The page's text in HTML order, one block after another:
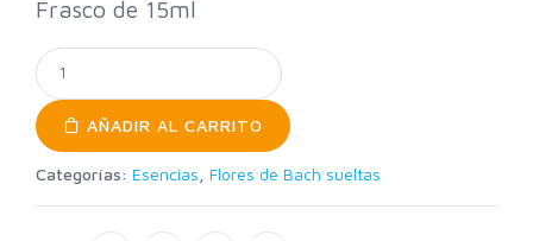
Frasco de 15ml
AÑADIR AL CARRITO
Categorías: Esencias Flores de Bach sueltas